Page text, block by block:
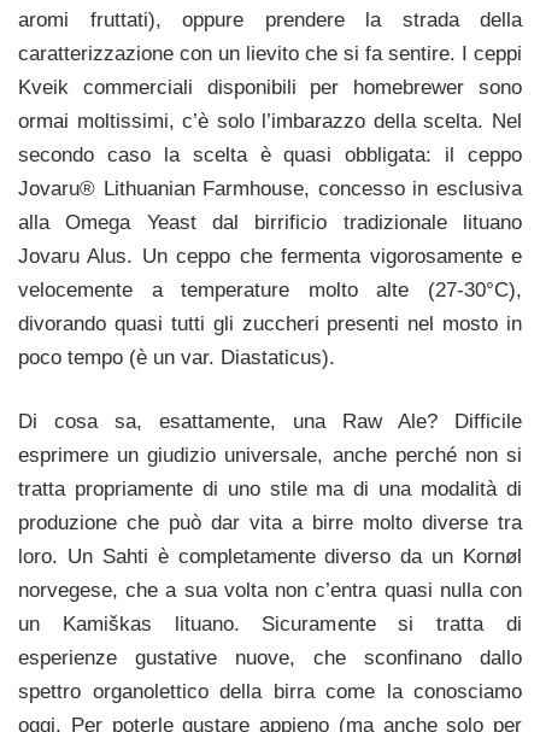
aromi fruttati), oppure prendere la strada della
caratterizzazione con un lievito che si fa sentire. I ceppi
Kveik commerciali disponibili per homebrewer sono
ormai moltissimi, c’è solo l’imbarazzo della scelta. Nel
secondo caso la scelta è quasi obbligata: il ceppo
Jovaru® Lithuanian Farmhouse, concesso in esclusiva
alla Omega Yeast dal birrificio tradizionale lituano
Jovaru Alus. Un ceppo che fermenta vigorosamente e
velocemente a temperature molto alte (27-30°C),
divorando quasi tutti gli zuccheri presenti nel mosto in
poco tempo (è un var. Diastaticus).
Di cosa sa, esattamente, una Raw Ale? Difficile
esprimere un giudizio universale, anche perché non si
tratta propriamente di uno stile ma di una modalità di
produzione che può dar vita a birre molto diverse tra
loro. Un Sahti è completamente diverso da un Kornøl
norvegese, che a sua volta non c’entra quasi nulla con
un Kamiškas lituano. Sicuramente si tratta di
esperienze gustative nuove, che sconfinano dallo
spettro organolettico della birra come la conosciamo
oggi. Per poterle gustare appieno (ma anche solo per